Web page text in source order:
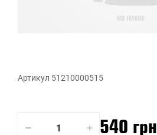
Артикул 51210000515
540 грн